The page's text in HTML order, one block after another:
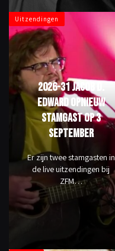
Uitzendingen
2026-31 Jacob D.
Edward opnieuw
stamgast op 3
september
Er zijn twee stamgasten in
de live uitzendingen bij
ZFM…